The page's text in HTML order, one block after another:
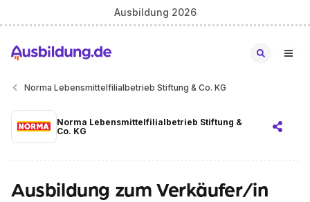
Ausbildung 2026
Norma Lebensmittelfilialbetrieb Stiftung & Co. KG
Norma Lebensmittelfilialbetrieb Stiftung &
Co. KG
Ausbildung zum Verkäufer/in